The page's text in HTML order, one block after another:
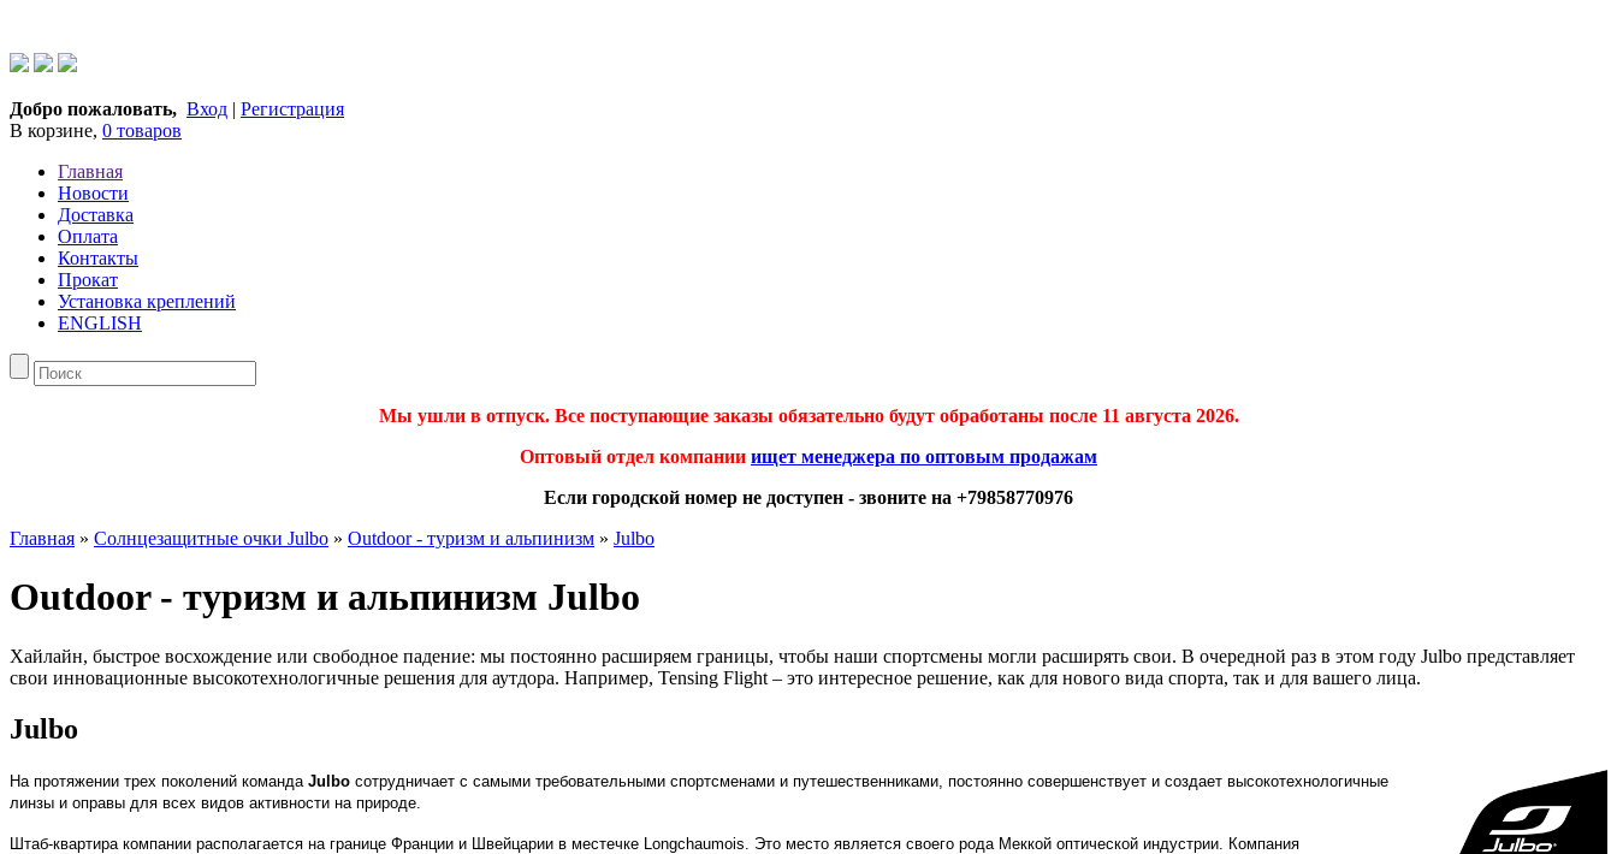
Добро пожаловать, Вход | Регистрация
В корзине, 0 товаров
Главная
Новости
Доставка
Оплата
Контакты
Прокат
Установка креплений
ENGLISH
Мы ушли в отпуск. Все поступающие заказы обязательно будут обработаны после 11 августа 2026.
Оптовый отдел компании ищет менеджера по оптовым продажам
Если городской номер не доступен - звоните на +79858770976
Главная » Солнцезащитные очки Julbo » Outdoor - туризм и альпинизм » Julbo
Outdoor - туризм и альпинизм Julbo
Хайлайн, быстрое восхождение или свободное падение: мы постоянно расширяем границы, чтобы наши спортсмены могли расширять свои. В очередной раз в этом году Julbo представляет
свои инновационные высокотехнологичные решения для аутдора. Например, Tensing Flight – это интересное решение, как для нового вида спорта, так и для вашего лица.
Julbo
На протяжении трех поколений команда Julbo сотрудничает с самыми требовательными спортсменами и путешественниками, постоянно совершенствует и создает высокотехнологичные
линзы и оправы для всех видов активности на природе.
Штаб-квартира компании располагается на границе Франции и Швейцарии в местечке Longchaumois. Это место является своего рода Меккой оптической индустрии. Компания